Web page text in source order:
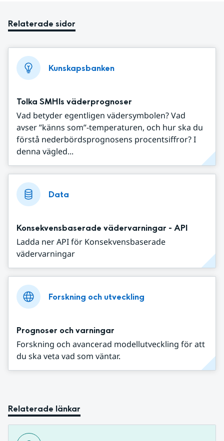
Relaterade sidor
Kunskapsbanken
Tolka SMHIs väderprognoser
Vad betyder egentligen vädersymbolen? Vad
avser ”känns som”-temperaturen, och hur ska du
förstå nederbördsprognosens procentsiffror? I
denna vägled...
Data
Konsekvensbaserade vädervarningar - API
Ladda ner API för Konsekvensbaserade
vädervarningar
Forskning och utveckling
Prognoser och varningar
Forskning och avancerad modellutveckling för att
du ska veta vad som väntar.
Relaterade länkar